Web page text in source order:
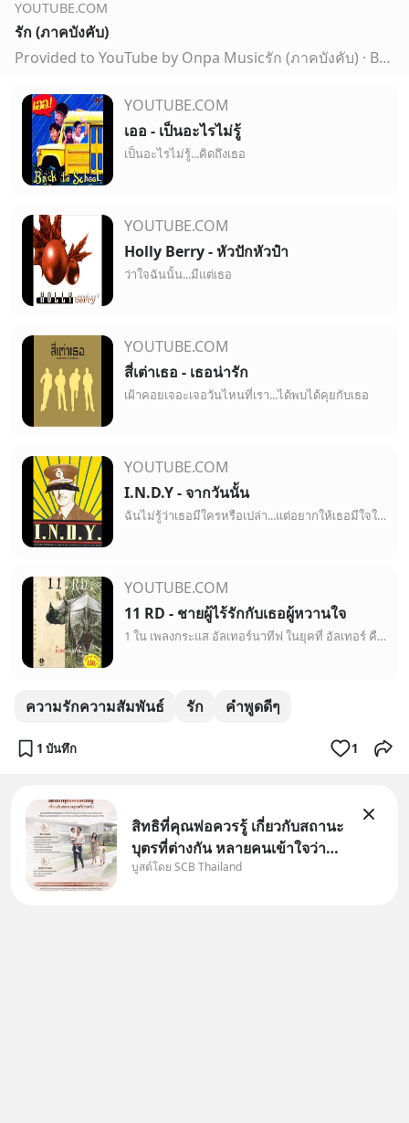
YOUTUBE.COM
รัก (ภาคบังคับ)
Provided to YouTube by Onpa Musicรัก (ภาคบังคับ) · BOX เซอร์ไข่เจียว℗ 2015 Onpa MusicComposer, Lyricist: Onpa MusicAuto-generated by YouTube.
YOUTUBE.COM
เออ - เป็นอะไรไม่รู้
เป็นอะไรไม่รู้...คิดถึงเธอ
YOUTUBE.COM
Holly Berry - หัวปักหัวปำ
ว่าใจฉันนั้น...มีแต่เธอ
YOUTUBE.COM
สี่เต่าเธอ - เธอน่ารัก
เฝ้าคอยเจอะเจอวันไหนที่เรา...ได้พบได้คุยกับเธอ
YOUTUBE.COM
I.N.D.Y - จากวันนั้น
ฉันไม่รู้ว่าเธอมีใครหรือเปล่า...แต่อยากให้เธอมีใจให้ฉันคนเดียว
YOUTUBE.COM
11 RD - ชายผู้ไร้รักกับเธอผู้หวานใจ
1 ใน เพลงกระแส อัลเทอร์นาทีฟ ในยุคที่ อัลเทอร์ คือ เทพเจ้าอันเบ่งบาน ซึ่งผมว่า ชอบมาก sound มันก็โอเคอยู่นะ
ความรักความสัมพันธ์ รัก คำพูดดีๆ
1 บันทึก 1
สิทธิที่คุณพ่อควรรู้ เกี่ยวกับสถานะ
บุตรที่ต่างกัน หลายคนเข้าใจว่า
"เมื่อเป็นลูกของพ่อและแม่ ก็ย่อม
บูสต์โดย SCB Thailand